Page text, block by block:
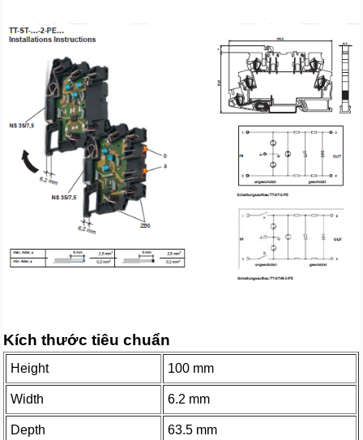
Kích thước tiêu chuẩn
Height 100 mm
Width 6.2 mm
Depth 63.5 mm